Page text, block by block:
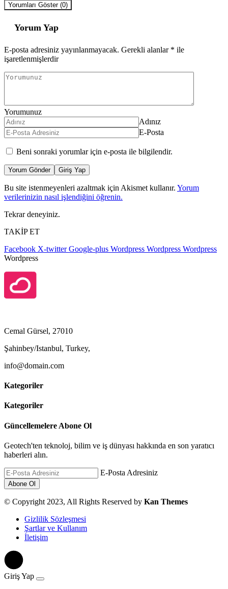
Yorumları Göster (0)
Yorum Yap
E-posta adresiniz yayınlanmayacak. Gerekli alanlar * ile
işaretlenmişlerdir
Yorumunuz
Adınız
E-Posta
Beni sonraki yorumlar için e-posta ile bilgilendir.
Yorum Gönder Giriş Yap
Bu site istenmeyenleri azaltmak için Akismet kullanır. Yorum
verilerinizin nasıl işlendiğini öğrenin.
Tekrar deneyiniz.
TAKİP ET
Facebook X-twitter Google-plus Wordpress Wordpress Wordpress
Wordpress
Cemal Gürsel, 27010
Şahinbey/Istanbul, Turkey,
info@domain.com
Kategoriler
Kategoriler
Güncellemelere Abone Ol
Geotech'ten teknoloj, bilim ve iş dünyası hakkında en son yaratıcı
haberleri alın.
E-Posta Adresiniz
© Copyright 2023, All Rights Reserved by Kan Themes
Gizlilik Sözleşmesi
Şartlar ve Kullanım
İletişim
Giriş Yap